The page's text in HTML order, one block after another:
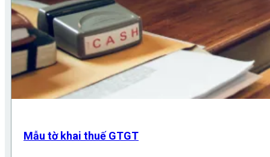
Mẫu tờ khai thuế GTGT